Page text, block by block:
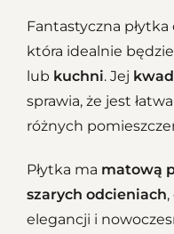
Fantastyczna płytka
która idealnie
lub kuchni. Jej
sprawia, że jest
różnych
Płytka ma matową
szarych odcieniach
elegancji i